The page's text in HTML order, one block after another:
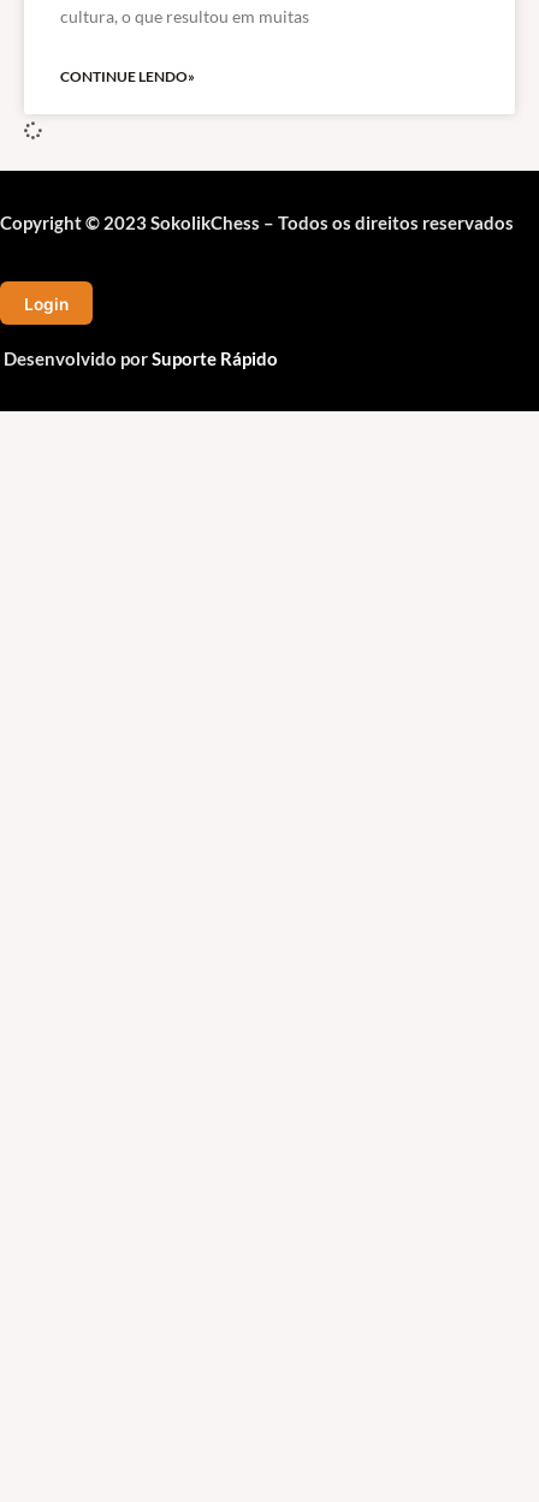
cultura, o que resultou em muitas
CONTINUE LENDO»
Copyright © 2023 SokolikChess – Todos os direitos reservados
Login
Desenvolvido porSuporte Rápido